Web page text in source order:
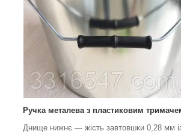
Ручка металева з пластиковим
Днище нижнє — жість завтовшки 0,28 мм